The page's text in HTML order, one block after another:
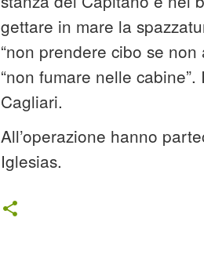
gettare in mare la
“non prendere cibo se
“non fumare nelle
Cagliari.
All’operazione hanno
Iglesias.